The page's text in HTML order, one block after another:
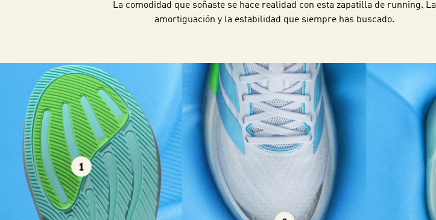
La comodidad que soñaste se hace realidad con esta zapatilla de running. La
amortiguación y la estabilidad que siempre has buscado.